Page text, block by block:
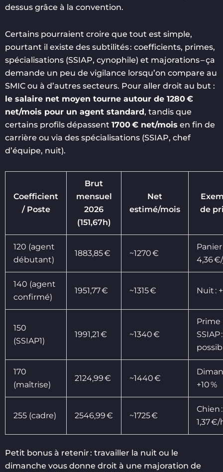
dessus grâce à la convention.
Certains pourraient croire que tout est simple,
pourtant il existe des subtilités : coefficients, primes,
spécialisations (SSIAP, cynophile) et majorations – ça
demande un peu de vigilance lorsqu’on compare au
SMIC ou à d’autres secteurs. Pour aller droit au but :
le salaire net moyen tourne autour de 1280 €
net/mois pour un agent standard, tandis que
certains profils dépassent 1700 € net/mois en fin de
carrière ou via des spécialisations (SSIAP, chef
d’équipe, nuit).
Coefficient
/ Poste
Brut
mensuel
2026
(151,67h)
Net
estimé/mois
de
120 (agent
débutant)
1883,85 € ~1270 €
Panier
4,36
140 (agent
confirmé)
1951,77 € ~1315 € Nuit :
150
(SSIAP1)
1991,21 € ~1340 €
Prime
SSIAP :
170
(maîtrise)
2124,99 € ~1440 €
+10 %
255 (cadre) 2546,99 € ~1725 €
Chien :
1,37 €/
Petit bonus à retenir : travailler la nuit ou le
dimanche vous donne droit à une majoration de